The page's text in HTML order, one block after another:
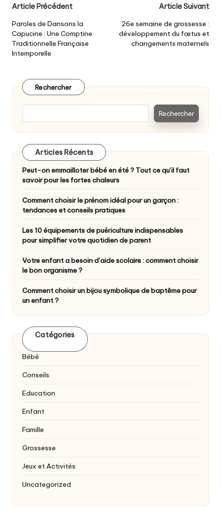
Post
navigation
Article Précédent
Paroles de Dansons la
Capucine : Une Comptine
Traditionnelle Française
Intemporelle
Article Suivant
26e semaine de grossesse :
développement du fœtus et
changements maternels
Rechercher
Rechercher
Articles Récents
Peut-on emmailloter bébé en été ? Tout ce qu’il faut
savoir pour les fortes chaleurs
Comment choisir le prénom idéal pour un garçon :
tendances et conseils pratiques
Les 10 équipements de puériculture indispensables
pour simplifier votre quotidien de parent
Votre enfant a besoin d’aide scolaire : comment choisir
le bon organisme ?
Comment choisir un bijou symbolique de baptême pour
un enfant ?
Catégories
Bébé
Conseils
Education
Enfant
Famille
Grossesse
Jeux et Activités
Uncategorized